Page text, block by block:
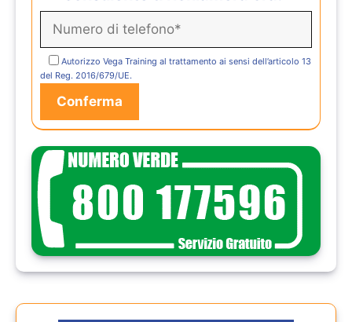
Autorizzo Vega Training al trattamento ai sensi dell’articolo 13
del Reg. 2016/679/UE.